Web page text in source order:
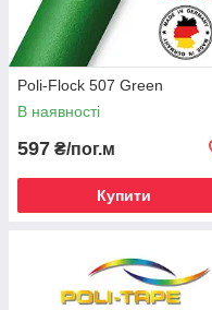
Poli-Flock 507 Green
В наявності
597 ₴/пог.м
Купити